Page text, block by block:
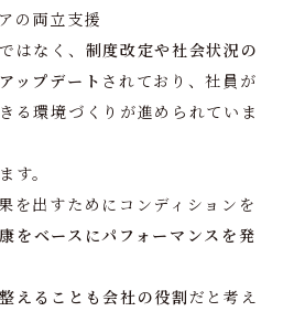
の両立支援
はなく、 制度改定や社会状況の
ップデート されており、社員が
る環境づくりが進められていま
す。
を出すためにコンディションを
をベースにパフォーマンスを発
えることも会社の役割だと考え